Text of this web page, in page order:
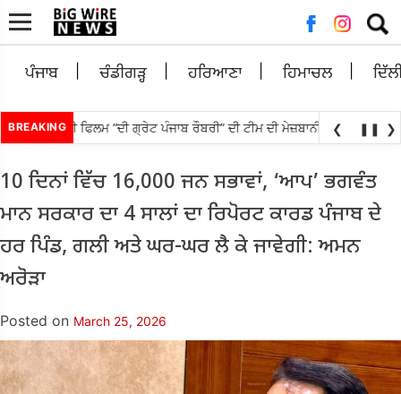
for:
ਪੰਜਾਬ ਚੰਡੀਗੜ੍ਹ ਹਰਿਆਣਾ ਹਿਮਾਚਲ
BREAKING
ਪੰਜਾਬੀ ਫਿਲਮ “ਦੀ ਗ੍ਰੇਟ ਪੰਜਾਬ ਰੌਬਰੀ” ਦੀ ਟੀਮ ਦੀ ਮੇਜ਼ਬਾਨੀ; ਸਿਨੇਮਾ ਅਤੇ
❮ ❚❚ ❯
10 ਦਿਨਾਂ ਵਿੱਚ 16,000 ਜਨ ਸਭਾਵਾਂ, ‘ਆਪ’ ਭਗਵੰਤ
ਮਾਨ ਸਰਕਾਰ ਦਾ 4 ਸਾਲਾਂ ਦਾ ਰਿਪੋਰਟ ਕਾਰਡ ਪੰਜਾਬ ਦੇ
ਹਰ ਪਿੰਡ, ਗਲੀ ਅਤੇ ਘਰ-ਘਰ ਲੈ ਕੇ ਜਾਵੇਗੀ: ਅਮਨ
ਅਰੋੜਾ
Posted on March 25, 2026